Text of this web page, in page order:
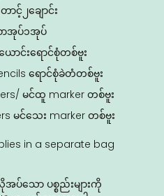
င့်၂ချောင်း
ာအုပ်၁အုပ်
ောင်းရောင်စုံတစ်ဗူး
ရောင်စုံခဲတံတစ်ဗူး
မင်ထူ marker တစ်ဗူး
မင်သေး marker တစ်ဗူး
in a separate bag
သော ပစ္စည်းများကို